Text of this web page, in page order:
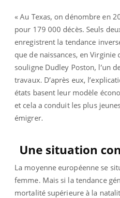
« Au Texas, on dénombre en
pour 179 000 décès. Seuls
enregistrent la tendance
que de naissances, en Virginie
souligne Dudley Poston, l’un
travaux. D’après eux,
états basent leur modèle
et cela a conduit les plus
émigrer.
Une situation
La moyenne européenne se
femme. Mais si la tendance
mortalité supérieure à la